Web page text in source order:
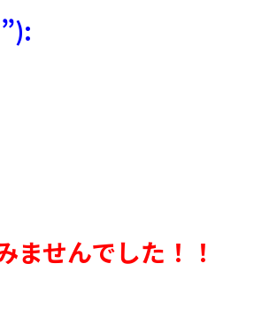
ませんでした！！